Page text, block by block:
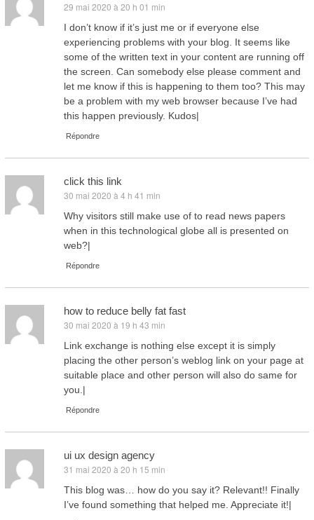
dit :
29 mai 2020 à 20 h 01 min
I don’t know if it’s just me or if everyone else
experiencing problems with your blog. It seems like
some of the written text in your content are running off
the screen. Can somebody else please comment and
let me know if this is happening to them too? This may
be a problem with my web browser because I’ve had
this happen previously. Kudos|
Répondre
click this link
dit :
30 mai 2020 à 4 h 41 min
Why visitors still make use of to read news papers
when in this technological globe all is presented on
web?|
Répondre
how to reduce belly fat fast
dit :
30 mai 2020 à 19 h 43 min
Link exchange is nothing else except it is simply
placing the other person’s weblog link on your page at
suitable place and other person will also do same for
you.|
Répondre
ui ux design agency
dit :
31 mai 2020 à 20 h 15 min
This blog was… how do you say it? Relevant!! Finally
I’ve found something that helped me. Appreciate it!|